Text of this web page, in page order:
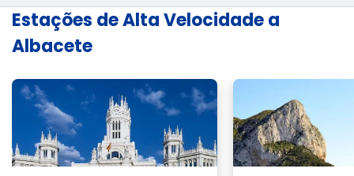
Estações de Alta Velocidade a
Albacete